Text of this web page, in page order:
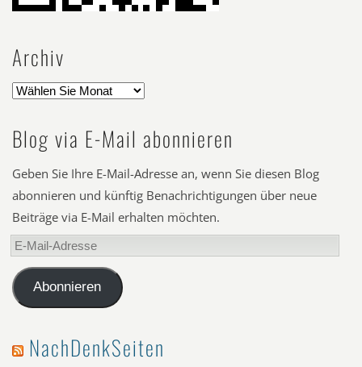
Archiv
Blog via E-Mail abonnieren
Geben Sie Ihre E-Mail-Adresse an, wenn Sie diesen Blog
abonnieren und künftig Benachrichtigungen über neue
Beiträge via E-Mail erhalten möchten.
E-
Mail-
AdresseAbonnieren
NachDenkSeiten